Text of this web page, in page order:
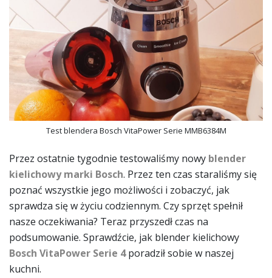
Test blendera Bosch VitaPower Serie MMB6384M
Przez ostatnie tygodnie testowaliśmy nowy blender
kielichowy marki Bosch. Przez ten czas staraliśmy się
poznać wszystkie jego możliwości i zobaczyć, jak
sprawdza się w życiu codziennym. Czy sprzęt spełnił
nasze oczekiwania? Teraz przyszedł czas na
podsumowanie. Sprawdźcie, jak blender kielichowy
Bosch VitaPower Serie 4poradził sobie w naszej
kuchni.